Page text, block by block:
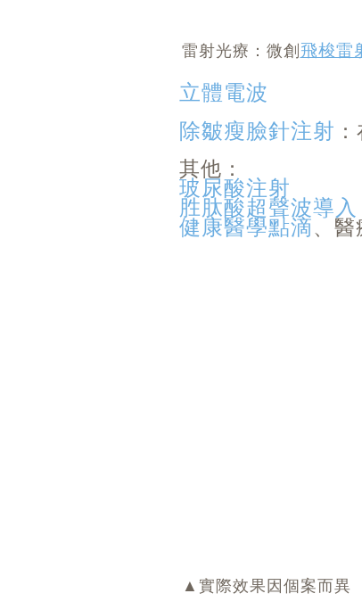
雷射光療：微創 飛梭雷
立體電波
除皺瘦臉針注射
其他：
玻尿酸注射
胜肽酸超聲波導入
健康醫學點滴、醫
▲實際效果因個案而異